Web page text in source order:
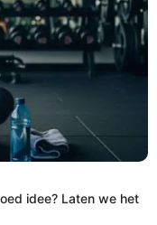
idee? Laten we het